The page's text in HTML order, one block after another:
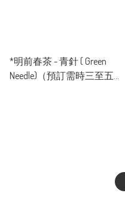
*明前春茶 - 青針 ( Green
Needle)（預訂需時三至五